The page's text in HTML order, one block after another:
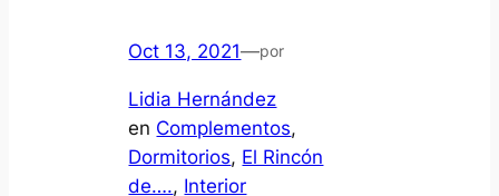
Oct 13, 2021—por
Lidia Hernández
en Complementos
Dormitorios, El Rincón
de…., Interior